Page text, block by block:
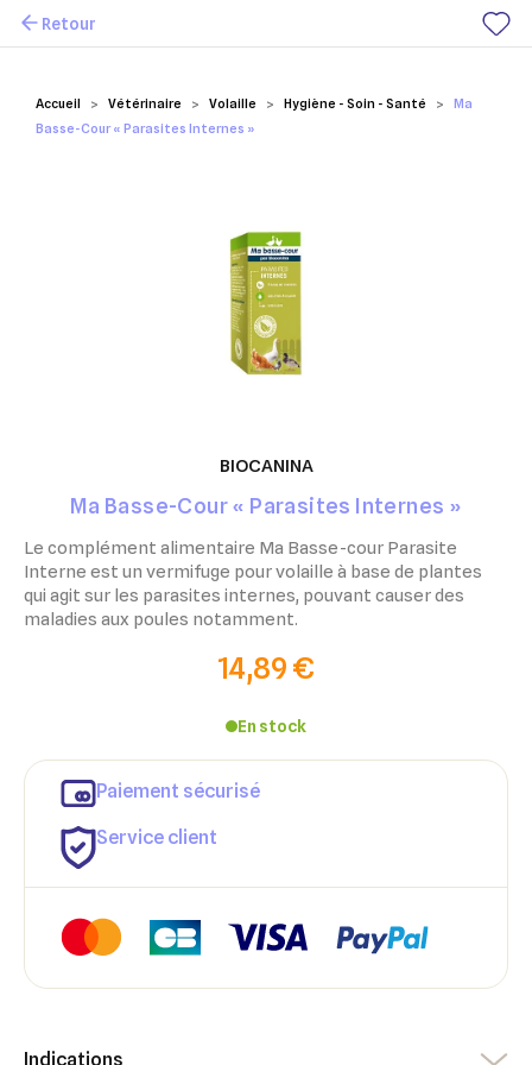
Mes favoris
Accueil Vétérinaire Volaille Hygiène - Soin - Santé
Ma
Basse-Cour « Parasites Internes »
Retour
BIOCANINA
Ma Basse-Cour « Parasites Internes »
Le complément alimentaire Ma Basse-cour Parasite
Interne est un vermifuge pour volaille à base de plantes
qui agit sur les parasites internes, pouvant causer des
maladies aux poules notamment.
14,89 €
En stock
Paiement sécurisé
Service client
Indications
Créer une liste d'envies ×
Connexion ×